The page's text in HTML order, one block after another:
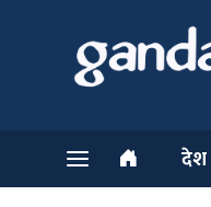
देश